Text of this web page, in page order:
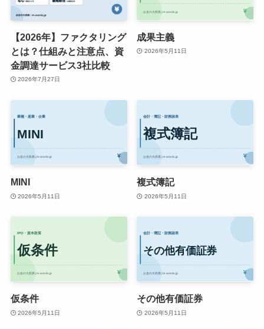
【2026年】ファクタリング
とは？仕組みと注意点、資
金調達サービス3社比較
2026年7月27日
成果主義
2026年5月11日
MINI
2026年5月11日
複式簿記
2026年5月11日
仮条件
2026年5月11日
その他有価証券
2026年5月11日